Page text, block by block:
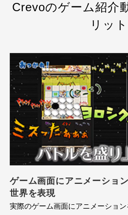
Crevoのゲーム紹介
リット
ゲーム画面にアニメーショ
世界を表現
実際のゲーム画面にアニメーショ